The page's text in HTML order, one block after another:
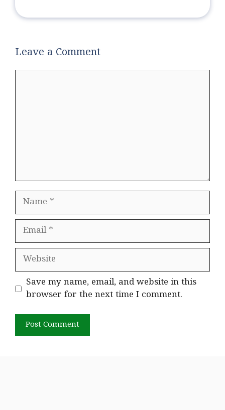
Leave a Comment
Name
Email
Website
Save my name, email, and website in this
browser for the next time I comment.